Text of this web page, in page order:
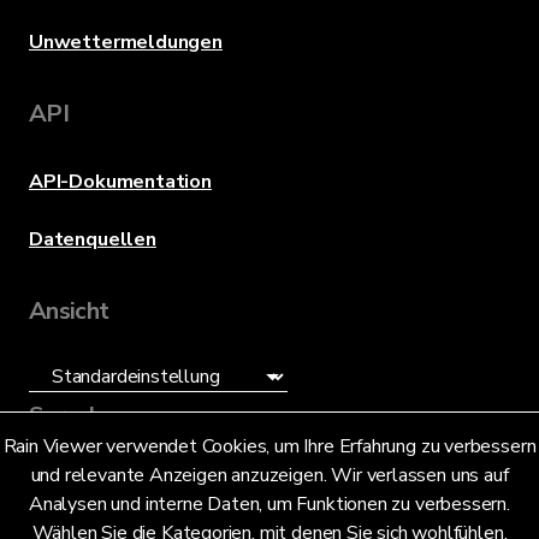
Rain Viewer verwendet Cookies, um Ihre Erfahrung zu verbessern
und relevante Anzeigen anzuzeigen. Wir verlassen uns auf
Analysen und interne Daten, um Funktionen zu verbessern.
Wählen Sie die Kategorien, mit denen Sie sich wohlfühlen.
Unwettermeldungen
API
API-Dokumentation
Datenquellen
Ansicht
Sprache
Deutsch (DE)